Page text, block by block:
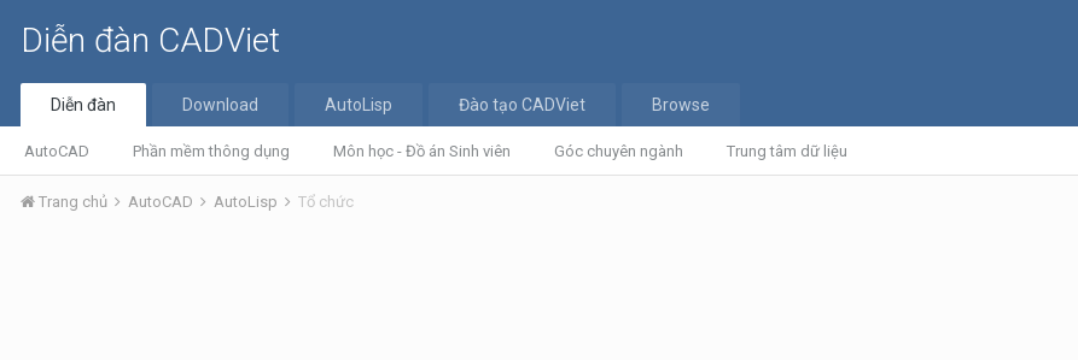
Diễn đàn CADViet
Diễn đàn
AutoCAD Phần mềm thông dụng Môn học - Đồ án Sinh viên Góc chuyên ngành Trung tâm dữ liệu
Download AutoLisp Đào tạo CADViet Browse
Trang chủ AutoCAD AutoLisp Tổ chức